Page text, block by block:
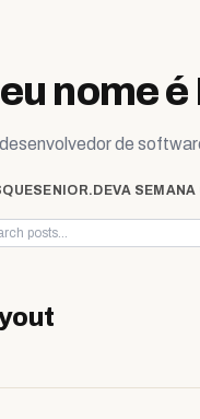
nome
de
A SEMANA